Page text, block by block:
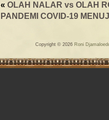
« OLAH NALAR vs OLAH
PANDEMI COVID-19
Copyright © 2026 Roni